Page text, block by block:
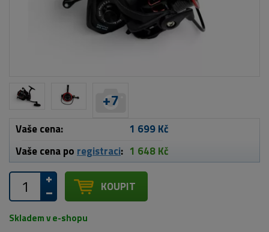
+7
Vaše cena:
1 699 Kč
Vaše cena po registraci: 1 648 Kč
KOUPIT
Skladem v e-shopu